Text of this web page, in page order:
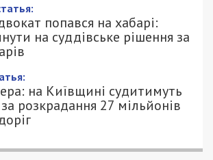
попався на хабарі:
на суддівське рішення за
на Київщині судитимуть
розкрадання 27 мільйонів